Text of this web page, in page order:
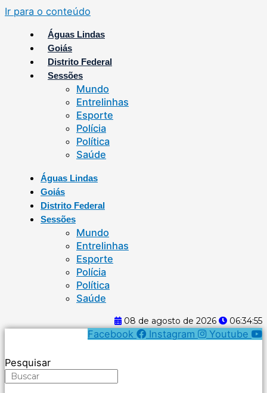
Ir para o conteúdo
Águas Lindas
Goiás
Distrito Federal
Sessões
Mundo
Entrelinhas
Esporte
Polícia
Política
Saúde
Águas Lindas
Goiás
Distrito Federal
Sessões
Mundo
Entrelinhas
Esporte
Polícia
Política
Saúde
08 de agosto de 2026 06:34:56
Facebook Instagram Youtube
Pesquisar